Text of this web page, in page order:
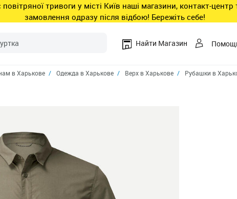
повітряної тривоги у місті Київ наші магазини, контакт-
замовлення одразу після відбою! Бережіть себе!
Найти Магазин
в Харькове Одежда в Харькове Верх в Харькове Рубашки в